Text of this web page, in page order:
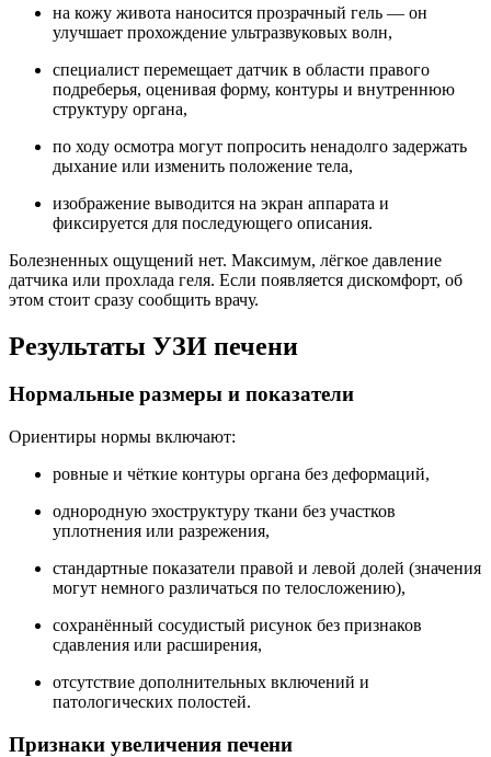
на кожу живота наносится прозрачный гель — он
улучшает прохождение ультразвуковых волн,
специалист перемещает датчик в области правого
подреберья, оценивая форму, контуры и внутреннюю
структуру органа,
по ходу осмотра могут попросить ненадолго задержать
дыхание или изменить положение тела,
изображение выводится на экран аппарата и
фиксируется для последующего описания.
Болезненных ощущений нет. Максимум, лёгкое давление
датчика или прохлада геля. Если появляется дискомфорт, об
этом стоит сразу сообщить врачу.
Результаты УЗИ печени
Нормальные размеры и показатели
Ориентиры нормы включают:
ровные и чёткие контуры органа без деформаций,
однородную эхоструктуру ткани без участков
уплотнения или разрежения,
стандартные показатели правой и левой долей (значения
могут немного различаться по телосложению),
сохранённый сосудистый рисунок без признаков
сдавления или расширения,
отсутствие дополнительных включений и
патологических полостей.
Признаки увеличения печени